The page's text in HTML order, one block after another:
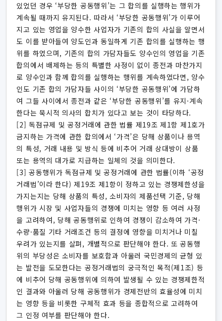
있었던 경우 ‘부당한 공동행위’는 그 합의를 실행하는 행위가
계속될 때까지 유지된다. 따라서 ‘부당한 공동행위’가 이루어
지고 있는 영업을 양수한 사업자가 기존의 합의 사실을 알면서
도 이를 받아들여 양도인과 동일하게 기존 합의를 실행하는 행
위를 하였으며, 기존의 합의 가담자들도 양수인의 영업을 기존
합의에서 배제하는 등의 특별한 사정이 없이 종전과 마찬가지
로 양수인과 함께 합의를 실행하는 행위를 계속하였다면, 양수
인도 기존 합의 가담자들 사이의 ‘부당한 공동행위’에 가담하
여 그들 사이에서 종전과 같은 ‘부당한 공동행위’를 유지·계속
한다는 묵시적 의사의 합치가 있다고 보는 것이 타당하다.
[2] 독점규제 및 공정거래에 관한 법률 제19조 제1항 제1호가
금지하는 가격에 관한 합의에서 ‘가격’은 당해 상품이나 용역
의 특성, 거래 내용 및 방식 등에 비추어 거래 상대방이 상품
또는 용역의 대가로 지급하는 일체의 것을 의미한다.
[3] 공동행위가 독점규제 및 공정거래에 관한 법률(이하 ‘공정
거래법’이라 한다) 제19조 제1항이 정하고 있는 경쟁제한성을
가지는지는 당해 상품의 특성, 소비자의 제품선택 기준, 당해
행위가 시장 및 사업자들의 경쟁에 미치는 영향 등 여러 사정
을 고려하여, 당해 공동행위로 인하여 경쟁이 감소하여 가격·
수량·품질 기타 거래조건 등의 결정에 영향을 미치거나 미칠
우려가 있는지를 살펴, 개별적으로 판단해야 한다. 또 공동행
위의 부당성은 소비자를 보호함과 아울러 국민경제의 균형 있
는 발전을 도모한다는 공정거래법의 궁극적인 목적(제1조) 등
에 비추어 당해 공동행위에 의하여 발생될 수 있는 경쟁제한적
인 결과와 아울러 당해 공동행위가 경제전반의 효율성에 미치
는 영향 등을 비롯한 구체적 효과 등을 종합적으로 고려하여
그 인정 여부를 판단해야 한다.